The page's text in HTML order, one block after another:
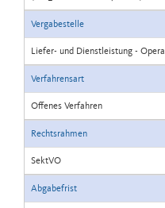
Vergabestelle
Liefer- und Dienstleistung -
Verfahrensart
Offenes Verfahren
Rechtsrahmen
SektVO
Abgabefrist